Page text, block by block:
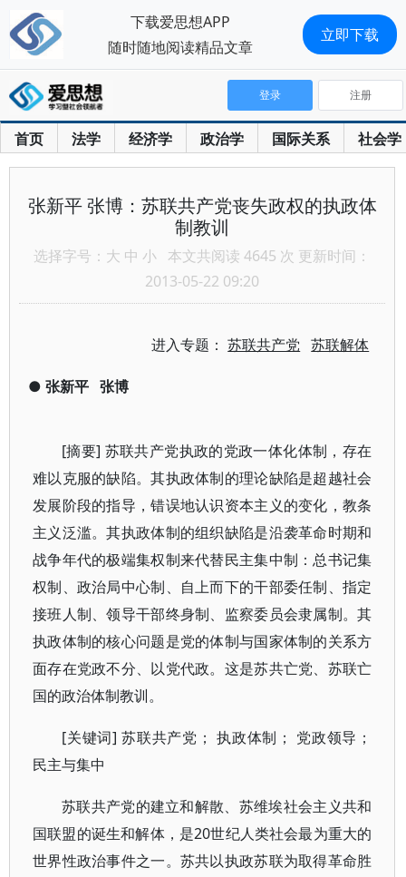
首页 法学 经济学 政治学 国际关系 社会学
登录 注册
张新平 张博：苏联共产党丧失政权的执政体
制教训
选择字号： 大 中 小 本文共阅读 4645 次 更新时间：
2013-05-22 09:20
进入专题：苏联共产党 苏联解体
● 张新平 张博
[摘要] 苏联共产党执政的党政一体化体制，存在
难以克服的缺陷。其执政体制的理论缺陷是超越社会
发展阶段的指导，错误地认识资本主义的变化，教条
主义泛滥。其执政体制的组织缺陷是沿袭革命时期和
战争年代的极端集权制来代替民主集中制：总书记集
权制、政治局中心制、自上而下的干部委任制、指定
接班人制、领导干部终身制、监察委员会隶属制。其
执政体制的核心问题是党的体制与国家体制的关系方
面存在党政不分、以党代政。这是苏共亡党、苏联亡
国的政治体制教训。
[关键词] 苏联共产党； 执政体制； 党政领导；
民主与集中
苏联共产党的建立和解散、苏维埃社会主义共和
国联盟的诞生和解体，是20世纪人类社会最为重大的
世界性政治事件之一。苏共以执政苏联为取得革命胜
下载爱思想APP
随时随地阅读精品文章
立即下载